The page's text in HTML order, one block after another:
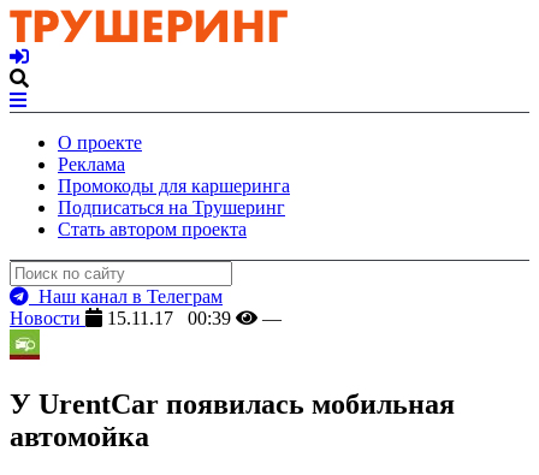
О проекте
Реклама
Промокоды для каршеринга
Подписаться на Трушеринг
Стать автором проекта
Наш канал в Телеграм
Новости
15.11.17 00:39 —
У UrentCar появилась мобильная
автомойка